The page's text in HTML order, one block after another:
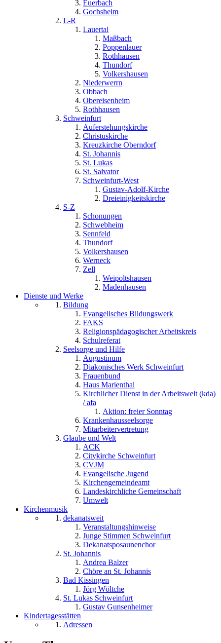
Euerbach
Gochsheim
L-R
Lauertal
Maßbach
Poppenlauer
Rothhausen
Thundorf
Volkershausen
Niederwerrn
Obbach
Obereisenheim
Rothhausen
Schweinfurt
Auferstehungskirche
Christuskirche
Kreuzkirche Oberndorf
St. Johannis
St. Lukas
St. Salvator
Schweinfurt-West
Gustav-Adolf-Kirche
Dreieinigkeitskirche
S-Z
Schonungen
Schwebheim
Sennfeld
Thundorf
Volkershausen
Werneck
Zell
Weipoltshausen
Madenhausen
Dienste und Werke
Bildung
Evangelisches Bildungswerk
FAKS
Religionspädagogischer Arbeitskreis
Schulreferat
Seelsorge und Hilfe
Augustinum
Diakonisches Werk Schweinfurt
Frauenbund
Haus Marienthal
Kirchlicher Dienst in der Arbeitswelt (kda)
/ afa
Aktion: freier Sonntag
Krankenhausseelsorge
Mitarbeitervertretung
Glaube und Welt
ACK
Citykirche Schweinfurt
CVJM
Evangelische Jugend
Kirchengemeindeamt
Landeskirchliche Gemeinschaft
Umwelt
Kirchenmusik
dekanatsweit
Veranstaltungshinweise
Junge Stimmen Schweinfurt
Dekanatsposaunenchor
St. Johannis
Andrea Balzer
Chöre an St. Johannis
Bad Kissingen
Jörg Wöltche
St. Lukas Schweinfurt
Gustav Gunsenheimer
Kindertagesstätten
Adressen